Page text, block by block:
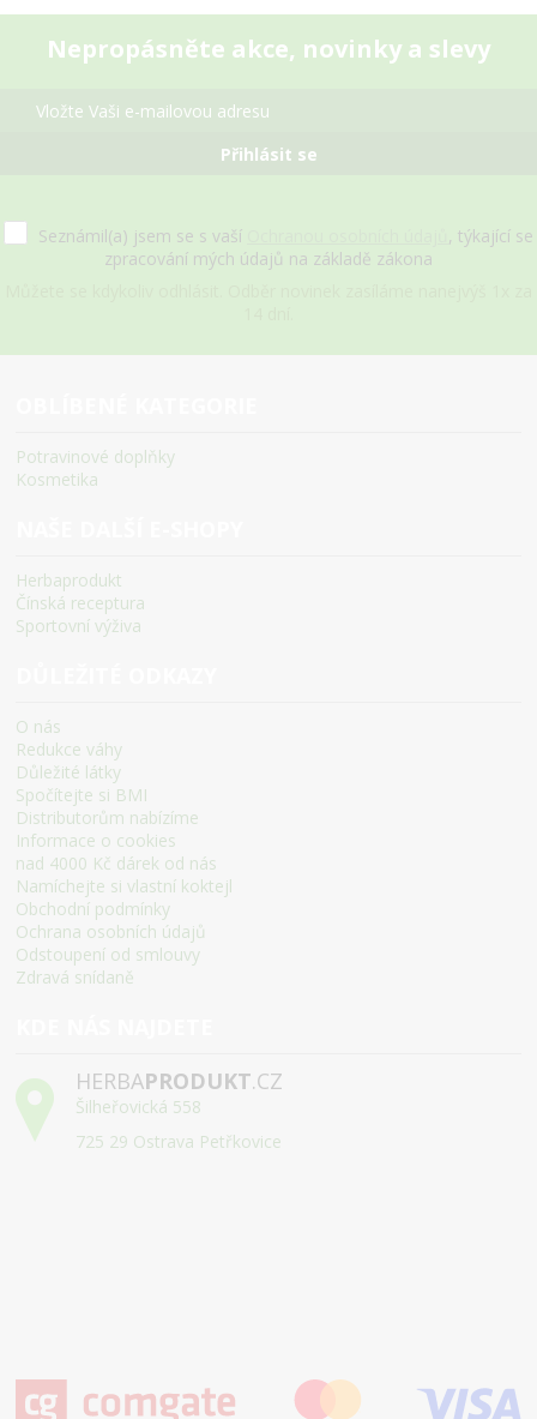
Nepropásněte akce, novinky a slevy
Přihlásit se
Seznámil(a) jsem se s vaší
, týkající se
zpracování mých údajů na základě zákona
Potravinové doplňky
Kosmetika
Herbaprodukt
Čínská receptura
Sportovní výživa
O nás
Redukce váhy
Důležité látky
Spočítejte si BMI
Distributorům nabízíme
Informace o cookies
nad 4000 Kč dárek od nás
Namíchejte si vlastní koktejl
Obchodní podmínky
Ochrana osobních údajů
Odstoupení od smlouvy
Zdravá snídaně
HERBAPRODUKT.CZ
Šilheřovická 558
725 29 Ostrava Petřkovice